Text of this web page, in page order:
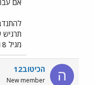
תרגיש
מגיל 18 והלאה
ה הכיטוב12
New member